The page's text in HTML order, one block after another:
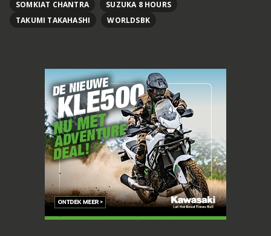
SOMKIAT CHANTRA
SUZUKA 8 HOURS
TAKUMI TAKAHASHI
WORLDSBK